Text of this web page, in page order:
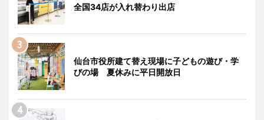
全国34店が入れ替わり出店
仙台市役所建て替え現場に子どもの遊び・学
びの場 夏休みに平日開放日